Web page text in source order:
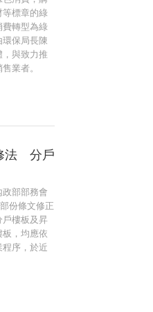
等標章的綠
費轉型為綠
保局長陳
與致力推
業者。
法 分戶
部部務會
份條文修正
戶樓板及昇
，均應依
序，於近